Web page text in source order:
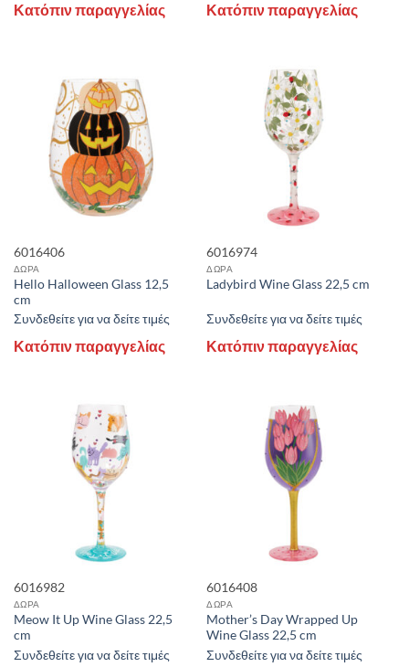
Κατόπιν παραγγελίας Κατόπιν παραγγελίας
6016406
ΔΩΡΑ
Hello Halloween Glass 12,5
cm
Συνδεθείτε για να δείτε τιμές
Κατόπιν παραγγελίας
6016974
ΔΩΡΑ
Ladybird Wine Glass 22,5 cm
Συνδεθείτε για να δείτε τιμές
Κατόπιν παραγγελίας
6016982
ΔΩΡΑ
Meow It Up Wine Glass 22,5
cm
Συνδεθείτε για να δείτε τιμές
6016408
ΔΩΡΑ
Mother’s Day Wrapped Up
Wine Glass 22,5 cm
Συνδεθείτε για να δείτε τιμές